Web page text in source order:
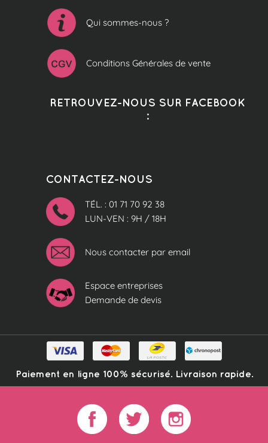
Qui sommes-nous ?
Conditions Générales de vente
RETROUVEZ-NOUS SUR FACEBOOK
:
CONTACTEZ-NOUS
TÉL. : 01 71 70 92 38
LUN-VEN : 9H / 18H
Nous contacter par email
Espace entreprises
Demande de devis
Paiement en ligne 100% sécurisé. Livraison rapide.